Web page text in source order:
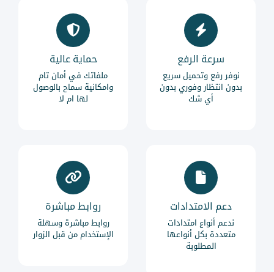
سرعة الرفع
نوفر رفع وتحميل سريع
بدون انتظار وفوري بدون
أي شك
حماية عالية
ملفاتك في أمان تام
وامكانية سماح بالوصول
لها ام لا
دعم الامتدادات
ندعم أنواع امتدادات
متعددة بكل أنواعها
المطلوبة
روابط مباشرة
روابط مباشرة وسهلة
الإستخدام من قبل الزوار